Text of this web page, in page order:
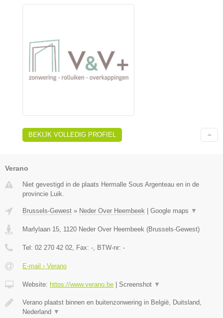
BEKIJK VOLLEDIG PROFIEL
Verano
Niet gevestigd in de plaats Hermalle Sous Argenteau en in de
provincie Luik.
Brussels-Gewest » Neder Over Heembeek Google maps ▼
Marlylaan 15, 1120 Neder Over Heembeek (Brussels-Gewest)
Tel: 02 270 42 02, Fax: -, BTW-nr: -
E-mail › Verano
Website: https://www.verano.be Screenshot ▼
Verano plaatst binnen en buitenzonwering in België, Duitsland,
Nederland ▼